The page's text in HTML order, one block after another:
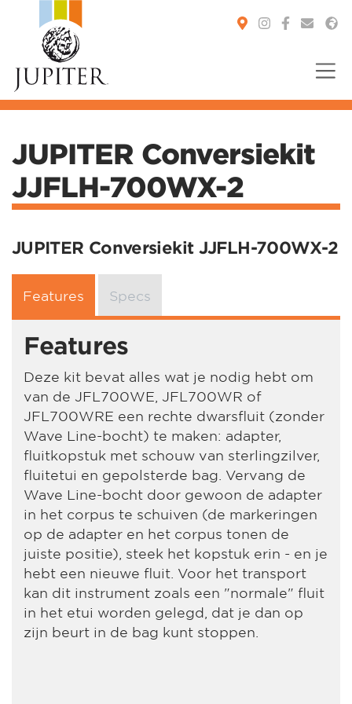
JUPITER Conversiekit
JJFLH-700WX-2
JUPITER Conversiekit JJFLH-700WX-2
Features Specs
Features
Deze kit bevat alles wat je nodig hebt om
van de JFL700WE, JFL700WR of
JFL700WRE een rechte dwarsfluit (zonder
Wave Line-bocht) te maken: adapter,
fluitkopstuk met schouw van sterlingzilver,
fluitetui en gepolsterde bag. Vervang de
Wave Line-bocht door gewoon de adapter
in het corpus te schuiven (de markeringen
op de adapter en het corpus tonen de
juiste positie), steek het kopstuk erin - en je
hebt een nieuwe fluit. Voor het transport
kan dit instrument zoals een "normale" fluit
in het etui worden gelegd, dat je dan op
zijn beurt in de bag kunt stoppen.